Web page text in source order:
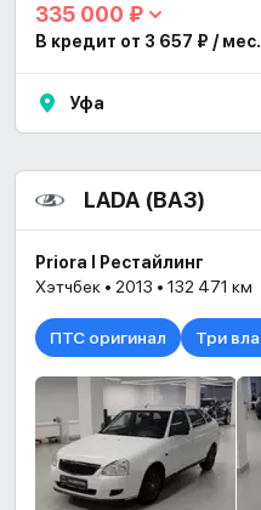
335 000 ₽
В кредит от 3 657 ₽ / мес.
Уфа
LADA (ВАЗ)
Priora I Рестайлинг
Хэтчбек • 2013 • 132 471 км
ПТС оригинал Три